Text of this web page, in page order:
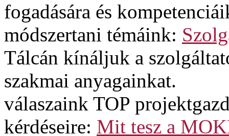
fogadására és
módszertani témáink:
Tálcán kínáljuk a
szakmai anyagainkat.
válaszaink TOP
kérdéseire: Mit tesz a